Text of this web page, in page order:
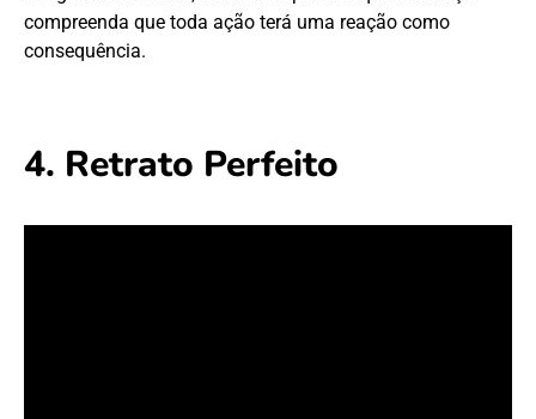
compreenda que toda ação terá uma reação como
consequência.
4. Retrato Perfeito